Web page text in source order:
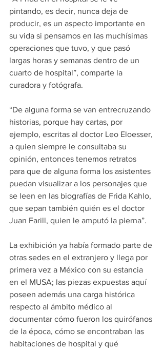
pintando, es decir, nunca deja de
producir, es un aspecto importante en
su vida si pensamos en las muchísimas
operaciones que tuvo, y que pasó
largas horas y semanas dentro de un
cuarto de hospital”, comparte la
curadora y fotógrafa.
“De alguna forma se van entrecruzando
historias, porque hay cartas, por
ejemplo, escritas al doctor Leo Eloesser,
a quien siempre le consultaba su
opinión, entonces tenemos retratos
para que de alguna forma los asistentes
puedan visualizar a los personajes que
se leen en las biografías de Frida Kahlo,
que sepan también quién es el doctor
Juan Farill, quien le amputó la pierna”.
La exhibición ya había formado parte de
otras sedes en el extranjero y llega por
primera vez a México con su estancia
en el MUSA; las piezas expuestas aquí
poseen además una carga histórica
respecto al ámbito médico al
documentar cómo fueron los quirófanos
de la época, cómo se encontraban las
habitaciones de hospital y qué